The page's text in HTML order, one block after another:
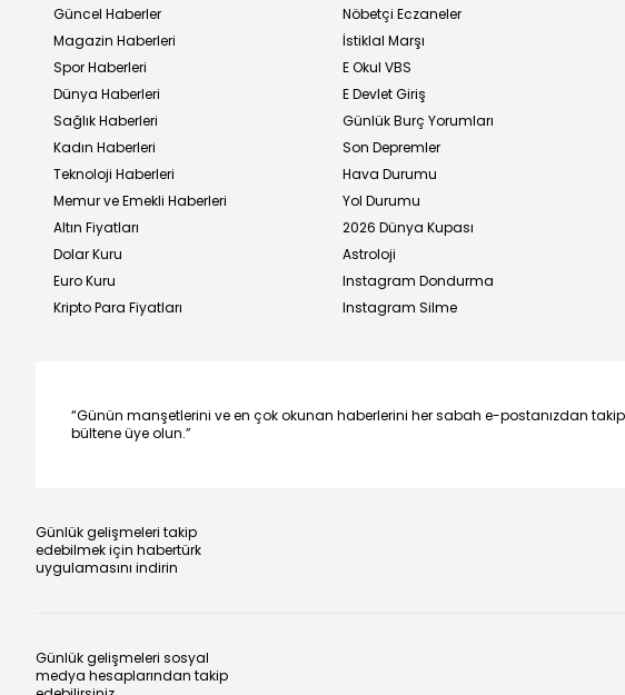
Güncel Haberler
Magazin Haberleri
Spor Haberleri
Dünya Haberleri
Sağlık Haberleri
Kadın Haberleri
Teknoloji Haberleri
Memur ve Emekli Haberleri
Altın Fiyatları
Dolar Kuru
Euro Kuru
Kripto Para Fiyatları
Nöbetçi Eczaneler
İstiklal Marşı
E Okul VBS
E Devlet Giriş
Günlük Burç Yorumları
Son Depremler
Hava Durumu
Yol Durumu
2026 Dünya Kupası
Astroloji
Instagram Dondurma
Instagram Silme
“Günün manşetlerini ve en çok okunan haberlerini her sabah e-postanızdan
bültene üye olun.”
Günlük gelişmeleri takip
edebilmek için habertürk
uygulamasını indirin
Günlük gelişmeleri sosyal
medya hesaplarından takip